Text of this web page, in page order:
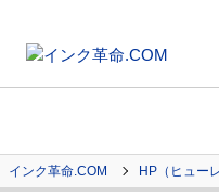
インク革命.COM HP（ヒュー